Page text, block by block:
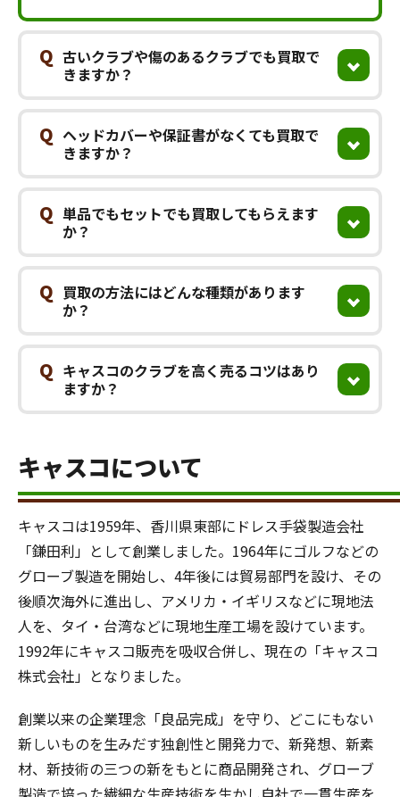
Q 古いクラブや傷のあるクラブでも買取で
きますか？
Q ヘッドカバーや保証書がなくても買取で
きますか？
Q 単品でもセットでも買取してもらえます
か？
Q 買取の方法にはどんな種類があります
か？
Q キャスコのクラブを高く売るコツはあり
ますか？
キャスコについて
キャスコは1959年、香川県東部にドレス手袋製造会社
「鎌田利」として創業しました。1964年にゴルフなどの
グローブ製造を開始し、4年後には貿易部門を設け、その
後順次海外に進出し、アメリカ・イギリスなどに現地法
人を、タイ・台湾などに現地生産工場を設けています。
1992年にキャスコ販売を吸収合併し、現在の「キャスコ
株式会社」となりました。
創業以来の企業理念「良品完成」を守り、どこにもない
新しいものを生みだす独創性と開発力で、新発想、新素
材、新技術の三つの新をもとに商品開発され、グローブ